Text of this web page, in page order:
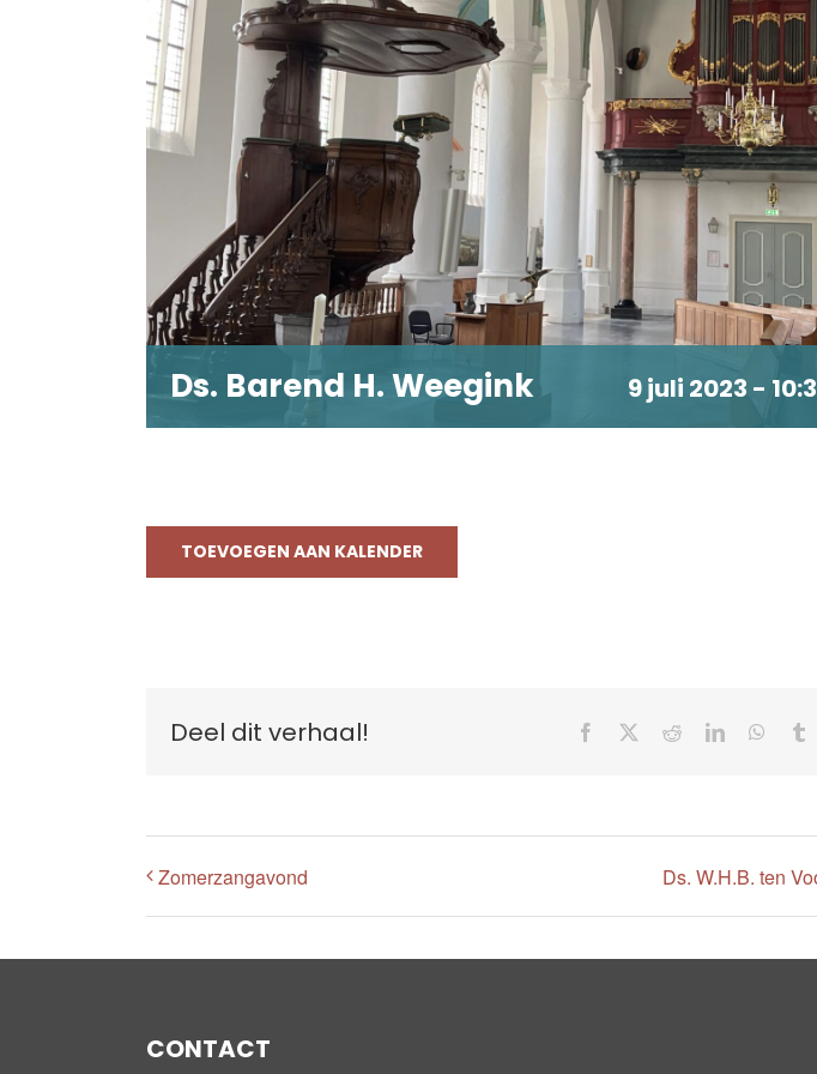
Ds. Barend H. Weegink 9 juli 2023 -
TOEVOEGEN AAN KALENDER
Deel dit verhaal! Facebook RedditLinkedIn
Zomerzangavond Ds. W.H.B. ten
CONTACT